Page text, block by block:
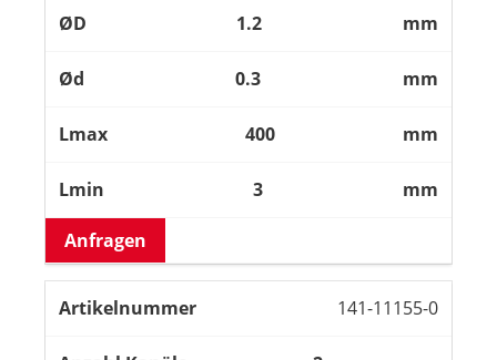
1.2 mm
0.3 mm
400 mm
3 mm
Anfragen
141-11155-0